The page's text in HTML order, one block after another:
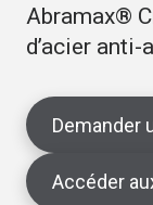
Abramax®
d’acier
Demander
Accéder